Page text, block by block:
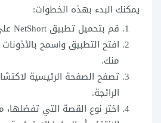
يمكنك البدء بهذه الخطوات:
قم بتحميل تطبيق NetShort على هاتفك.
افتح التطبيق واسمح
منك.
تصفح الصفحة الرئيسية
الرائجة.
اختر نوع القصة التي تفضلها،